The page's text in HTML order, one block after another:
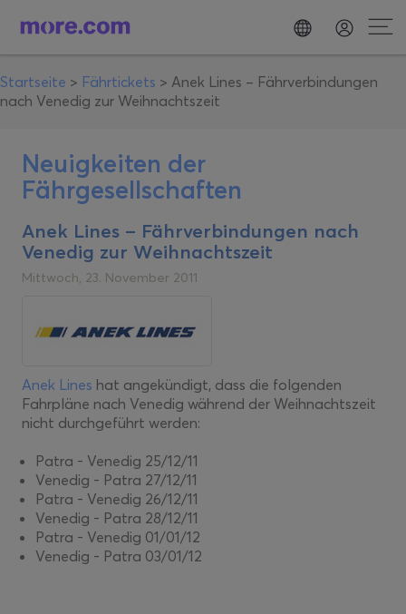
Startseite > Fährtickets > Anek Lines – Fährverbindungen
nach Venedig zur Weihnachtszeit
Neuigkeiten der
Fährgesellschaften
Anek Lines – Fährverbindungen nach
Venedig zur Weihnachtszeit
Mittwoch, 23. November 2011
Anek Lines hat angekündigt, dass die folgenden
Fahrpläne nach Venedig während der Weihnachtszeit
nicht durchgeführt werden:
Patra - Venedig 25/12/11
Venedig - Patra 27/12/11
Patra - Venedig 26/12/11
Venedig - Patra 28/12/11
Patra - Venedig 01/01/12
Venedig - Patra 03/01/12